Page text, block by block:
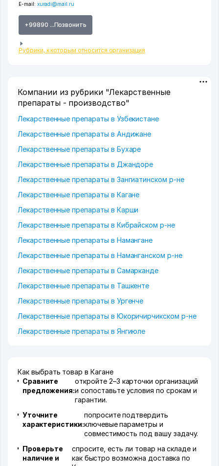
E-mail: xuradi@mail.ru
+99890 ...Позвонить
Рубрики, к которым относится организация
Компании из рубрики "Лекарственные
препараты - производство"
Лекарственные препараты в Узбекистане
Лекарственные препараты в Андижане
Лекарственные препараты в Бухаре
Лекарственные препараты в Джандоре
Лекарственные препараты в Зангиатинском р-не
Лекарственные препараты в Кагане
Лекарственные препараты в Карши
Лекарственные препараты в Кибрайском р-не
Лекарственные препараты в Намангане
Лекарственные препараты в Наманганском р-не
Лекарственные препараты в Самарканде
Лекарственные препараты в Ташкенте
Лекарственные препараты в Ургенче
Лекарственные препараты в Юкоричирчикском р-не
Лекарственные препараты в Янгиюле
Как выбрать товар в Кагане
Сравните
предложения:
откройте 2–3 карточки организаций
и сопоставьте условия по срокам и
гарантии.
Уточните
характеристики:
попросите подтвердить
ключевые параметры и
совместимость под вашу задачу.
Проверьте
наличие и
спросите, есть ли товар на складе и
как быстро возможна доставка по